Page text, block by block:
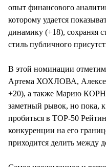
опыт финансового
которому удается
динамику (+18), сохраняя
стиль публичного
В этой номинации
Артема ХОХЛОВА,
+20), а также Марию
заметный рывок, но пока,
пробиться в TOP-50
конкуренции на его
приходится делить между